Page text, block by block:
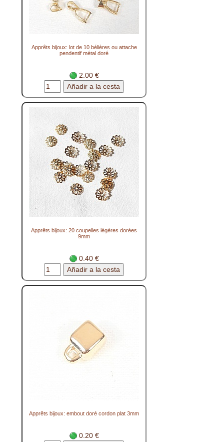
Apprêts bijoux: lot de 10 bélières ou attache
pendentif métal doré
2.00 €
Apprêts bijoux: 20 coupelles légères dorées
9mm
0.40 €
Apprêts bijoux: embout doré cordon plat 3mm
0.20 €